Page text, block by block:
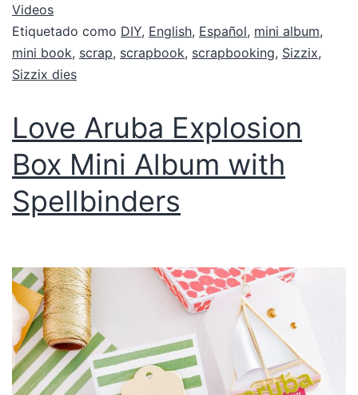
Videos
Etiquetado como DIY, English, Español, mini album,
mini book, scrap, scrapbook, scrapbooking, Sizzix,
Sizzix dies
Love Aruba Explosion
Box Mini Album with
Spellbinders